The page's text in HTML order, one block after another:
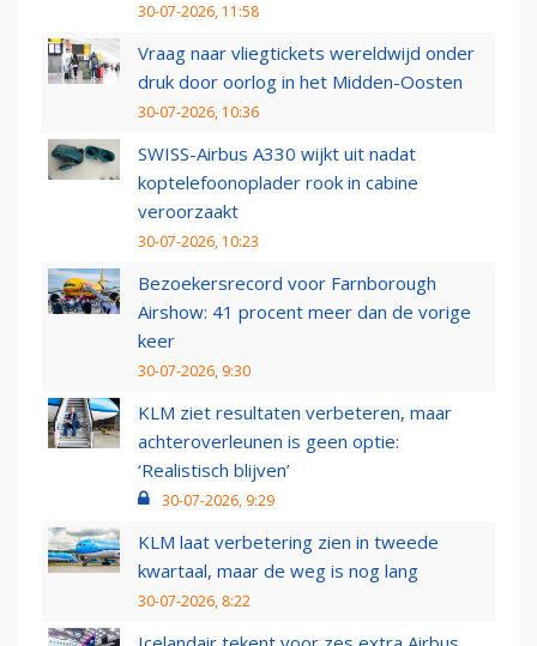
30-07-2026, 11:58
Vraag naar vliegtickets wereldwijd onder
druk door oorlog in het Midden-Oosten
30-07-2026, 10:36
SWISS-Airbus A330 wijkt uit nadat
koptelefoonoplader rook in cabine
veroorzaakt
30-07-2026, 10:23
Bezoekersrecord voor Farnborough
Airshow: 41 procent meer dan de vorige
keer
30-07-2026, 9:30
KLM ziet resultaten verbeteren, maar
achteroverleunen is geen optie:
‘Realistisch blijven’
30-07-2026, 9:29
KLM laat verbetering zien in tweede
kwartaal, maar de weg is nog lang
30-07-2026, 8:22